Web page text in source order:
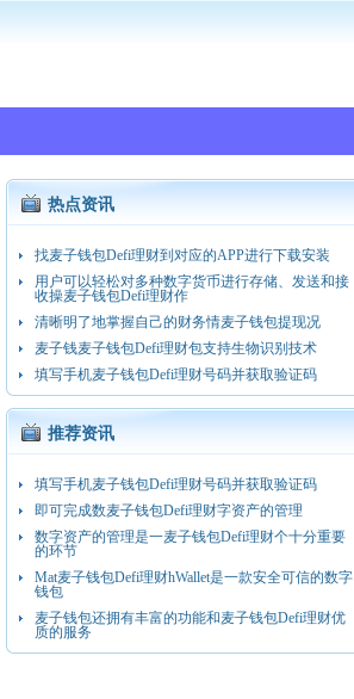
热点资讯
找麦子钱包Defi理财到对应的APP进行下载安装
用户可以轻松对多种数字货币进行存储、发送和接
收操麦子钱包Defi理财作
清晰明了地掌握自己的财务情麦子钱包提现况
麦子钱麦子钱包Defi理财包支持生物识别技术
填写手机麦子钱包Defi理财号码并获取验证码
推荐资讯
填写手机麦子钱包Defi理财号码并获取验证码
即可完成数麦子钱包Defi理财字资产的管理
数字资产的管理是一麦子钱包Defi理财个十分重要
的环节
Mat麦子钱包Defi理财hWallet是一款安全可信的数字
钱包
麦子钱包还拥有丰富的功能和麦子钱包Defi理财优
质的服务